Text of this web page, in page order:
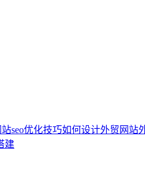
seo优化技巧如何设计外贸网站
建